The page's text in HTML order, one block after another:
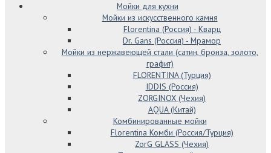
Мойки для кухни
Мойки из искусственного камня
Florentina (Россия) - Кварц
Dr. Gans (Россия) - Мрамор
Мойки из нержавеющей стали (сатин, бронза, золото,
графит)
FLORENTINA (Турция)
IDDIS (Россия)
ZORGINOX (Чехия)
AQUA (Китай)
Комбинированные мойки
Florentina Комби (Россия/Турция)
ZorG GLASS (Чехия)